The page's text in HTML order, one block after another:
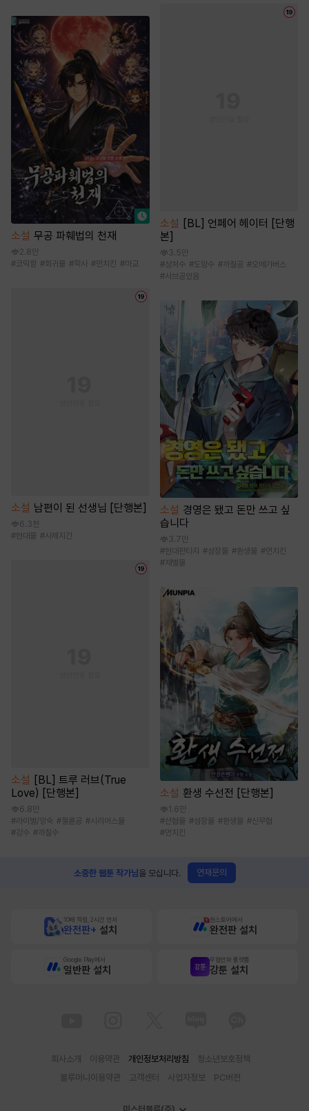
소설 무공 파훼법의 천재
2.8만
#코믹함 #회귀물 #학사 #먼치킨 #마교
소설 남편이 된 선생님 [단행본]
6.3천
#현대물 #사제지간
소설 [BL] 트루 러브(True
Love) [단행본]
6.8만
#라이벌/앙숙 #절륜공 #시리어스물
#강수 #까칠수
소설
[BL] 언페어 헤이터 [단행
본]
3.5만
#상처수 #도망수 #까칠공 #오메가버스
#서브공있음
소설 경영은 됐고 돈만 쓰고 싶
습니다
3.7만
#현대판타지 #성장물 #환생물 #먼치킨
#재벌물
소설 환생 수선전 [단행본]
1.6만
#선협물 #성장물 #환생물 #신무협
#먼치킨
소중한 웹툰 작가님을 모십니다. 연재문의
10배 적립, 2시간 먼저
완전판+ 설치
원스토어에서
완전판 설치
Google Play에서
일반판 설치
무협만화 플랫폼
강툰 설치
회사소개 이용약관 개인정보처리방침
청소년보호정책
블루머니이용약관
고객센터 사업자정보 PC버전